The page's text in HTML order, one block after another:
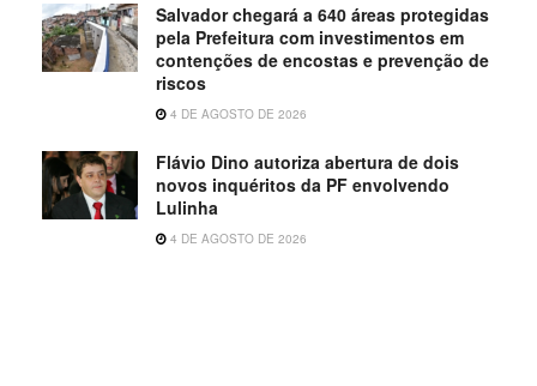
Salvador chegará a 640 áreas protegidas
pela Prefeitura com investimentos em
contenções de encostas e prevenção de
riscos
4 DE AGOSTO DE 2026
Flávio Dino autoriza abertura de dois
novos inquéritos da PF envolvendo
Lulinha
4 DE AGOSTO DE 2026